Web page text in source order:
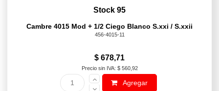
Stock 95
Cambre 4015 Mod + 1/2 Ciego Blanco S.xxi / S.xxii
456-4015-11
$ 678,71
Precio sin IVA: $ 560,92
Agregar